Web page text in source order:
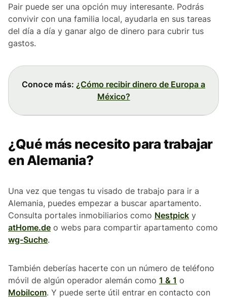
Pair puede ser una opción muy interesante. Podrás
convivir con una familia local, ayudarla en sus tareas
del día a día y ganar algo de dinero para cubrir tus
gastos.
Conoce más: ¿Cómo recibir dinero de Europa a
México?
¿Qué más necesito para trabajar
en Alemania?
Una vez que tengas tu visado de trabajo para ir a
Alemania, puedes empezar a buscar apartamento.
Consulta portales inmobiliarios como Nestpick y
atHome.de o webs para compartir apartamento como
wg-Suche.
También deberías hacerte con un número de teléfono
móvil de algún operador alemán como 1 & 1 o
Mobilcom. Y puede serte útil entrar en contacto con